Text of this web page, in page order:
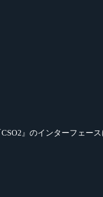
』のインターフェー